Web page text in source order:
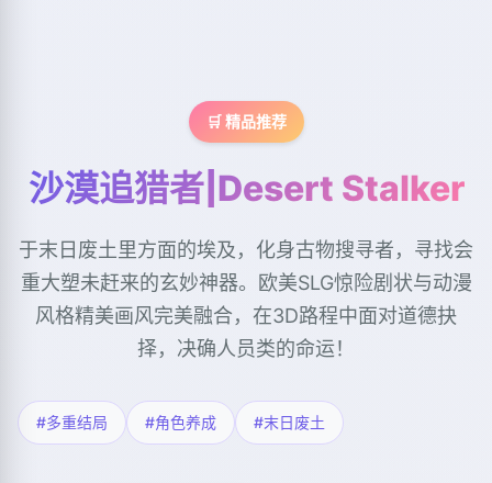
🛒 精品推荐
沙漠追猎者|Desert Stalker
于末日废土里方面的埃及，化身古物搜寻者，寻找会
重大塑未赶来的玄妙神器。欧美SLG惊险剧状与动漫
风格精美画风完美融合，在3D路程中面对道德抉
择，决确人员类的命运！
#多重结局 #角色养成 #末日废土